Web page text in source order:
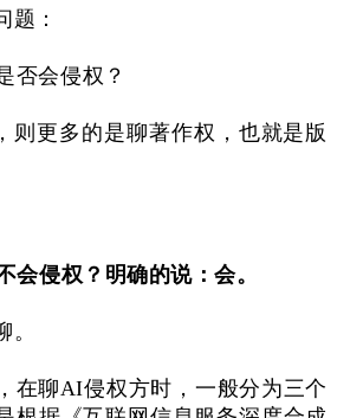
题：
否会侵权？
则更多的是聊著作权，也就是版
会侵权？明确的说：会。
在聊AI侵权方时，一般分为三个